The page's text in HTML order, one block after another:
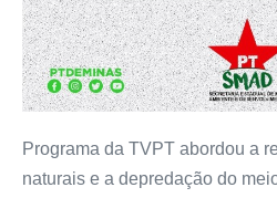
Programa da TVPT abordou a
naturais e a depredação do